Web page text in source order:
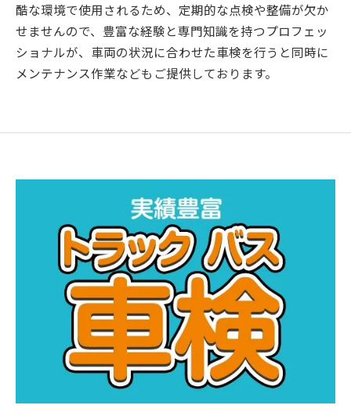
酷な環境で使用されるため、定期的な点検や整備が欠か
せませんので、豊富な経験と専門知識を持つプロフェッ
ショナルが、車両の状況に合わせた車検を行うと同時に
メンテナンス作業などもご提供しております。